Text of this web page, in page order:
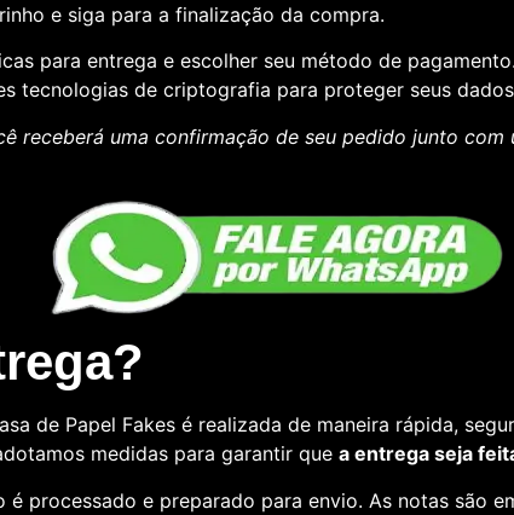
e siga para a finalização da compra.
para entrega e escolher seu método de
tecnologias de criptografia para proteger seus
receberá uma confirmação de seu pedido junto
de Papel Fakes é realizada de maneira rápida,
medidas para garantir que a entrega seja
processado e preparado para envio. As notas são